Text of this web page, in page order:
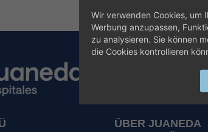
ÜBER JUANEDA
Wir verwenden Cookies, um
Werbung anzupassen,
zu analysieren. Sie können
die Cookies kontrollieren